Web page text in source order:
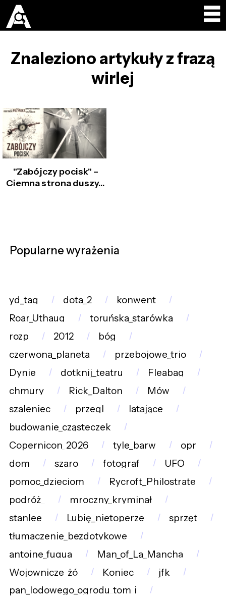
Znaleziono artykuły z frazą
wirlej
"Zabójczy pocisk" –
Ciemna strona duszy…
Popularne wyrażenia
yd_tag dota_2
konwent
Roar_Uthaug
toruńska_starówka
rozp
2012
bóg
czerwona_planeta
przebojowe_trio
Dynie
dotknij_teatru
Fleabag
chmury
Rick_Dalton
Mów
szaleniec
przegl
latające
budowanie_cząsteczek
Copernicon_2026
tyle_barw
opr
dom
szaro fotograf
UFO
pomoc_dzieciom
Rycroft_Philostrate
podróż_
mroczny_kryminał
stanlee
Lubię_nietoperze
sprzęt
tłumaczenie_bezdotykowe
antoine_fuqua
Man_of_La_Mancha
Wojownicze_żó
Koniec
jfk
pan_lodowego_ogrodu_tom_i